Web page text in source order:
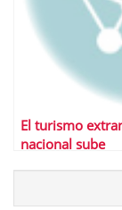
El turismo
nacional sube